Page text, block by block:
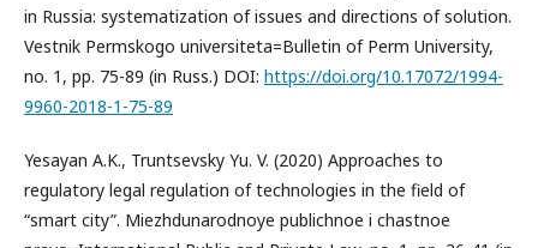
in Russia: systematization of issues and directions of solution.
Vestnik Permskogo universiteta=Bulletin of Perm University,
no. 1, pp. 75-89 (in Russ.) DOI: https://doi.org/10.17072/1994-
9960-2018-1-75-89
Yesayan A.K., Truntsevsky Yu. V. (2020) Approaches to
regulatory legal regulation of technologies in the field of
“smart city”. Miezhdunarodnoye publichnoe i chastnoe